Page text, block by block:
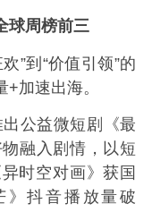
球周榜前三
到“价值引领”的
加速出海。
公益微短剧《最
融入剧情，以短
时空对画》获国
》抖音播放量破